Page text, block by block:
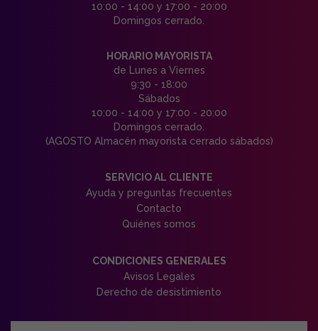
10:00 - 14:00 y 17:00 - 20:00
Domingos cerrado.
HORARIO MAYORISTA
de Lunes a Viernes
9:30 - 18:00
Sábados
10:00 - 14:00 y 17:00 - 20:00
Domingos cerrado.
(AGOSTO Almacén mayorista cerrado sábados)
SERVICIO AL CLIENTE
Ayuda y preguntas frecuentes
Contacto
Quiénes somos
CONDICIONES GENERALES
Avisos Legales
Derecho de desistimiento